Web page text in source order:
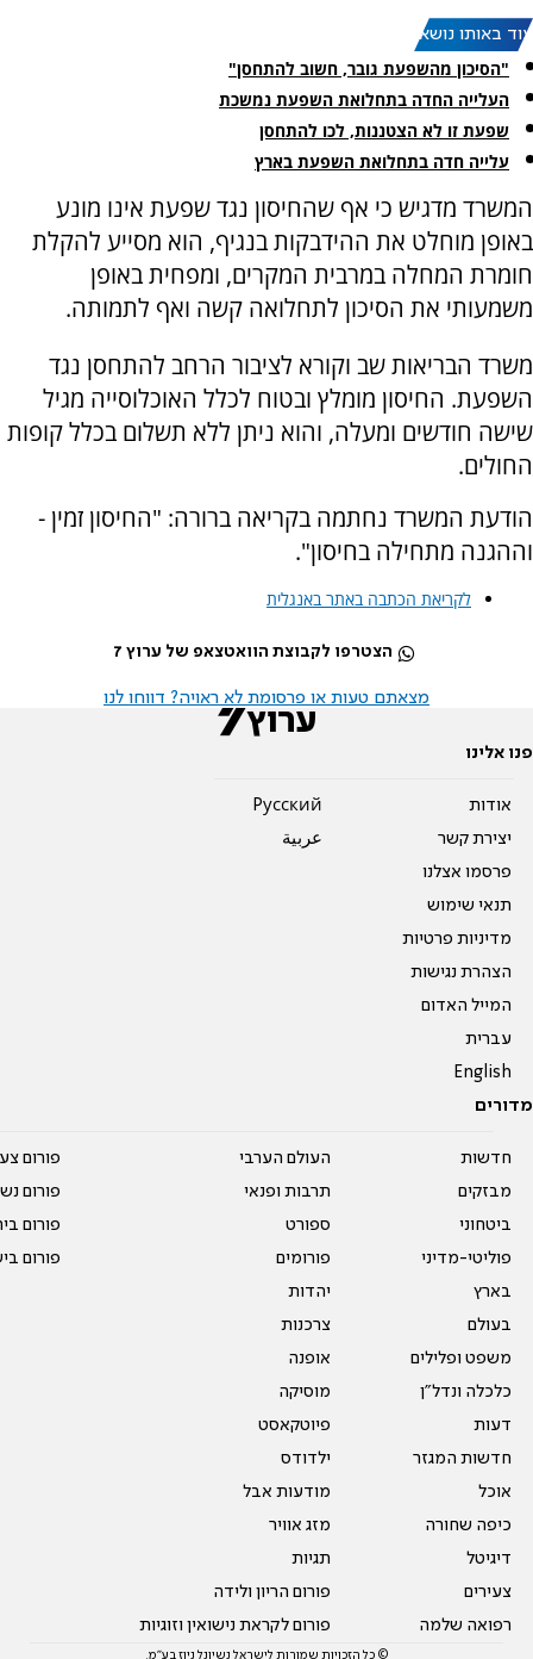
עוד באותו נושא:
"הסיכון מהשפעת גובר, חשוב להתחסן"
העלייה החדה בתחלואת השפעת נמשכת
שפעת זו לא הצטננות, לכו להתחסן
עלייה חדה בתחלואת השפעת בארץ
המשרד מדגיש כי אף שהחיסון נגד שפעת אינו מונע
באופן מוחלט את ההידבקות בנגיף, הוא מסייע להקלת
חומרת המחלה במרבית המקרים, ומפחית באופן
משמעותי את הסיכון לתחלואה קשה ואף לתמותה.
משרד הבריאות שב וקורא לציבור הרחב להתחסן נגד
השפעת. החיסון מומלץ ובטוח לכלל האוכלוסייה מגיל
שישה חודשים ומעלה, והוא ניתן ללא תשלום בכלל קופות
החולים.
הודעת המשרד נחתמה בקריאה ברורה: "החיסון זמין -
וההגנה מתחילה בחיסון".
לקריאת הכתבה באתר באנגלית
הצטרפו לקבוצת הוואטצאפ של ערוץ 7
מצאתם טעות או פרסומת לא ראויה? דווחו לנו
פנו אלינו
אודות
יצירת קשר
פרסמו אצלנו
תנאי שימוש
מדיניות פרטיות
הצהרת נגישות
המייל האדום
עברית
English
Pусский
عربية
מדורים
חדשות
מבזקים
ביטחוני
פוליטי-מדיני
בארץ
בעולם
משפט ופלילים
כלכלה ונדל"ן
דעות
חדשות המגזר
אוכל
כיפה שחורה
דיגיטל
צעירים
רפואה שלמה
העולם הערבי
תרבות ופנאי
ספורט
פורומים
יהדות
צרכנות
אופנה
מוסיקה
פיוטקאסט
ילדודס
מודעות אבל
מזג אוויר
תגיות
פורום הריון ולידה
פורום לקראת נישואין וזוגיות
פורום
פורום
פורום
פורום
© כל הזכויות שמורות לישראל נשיונל ניוז בע"מ.